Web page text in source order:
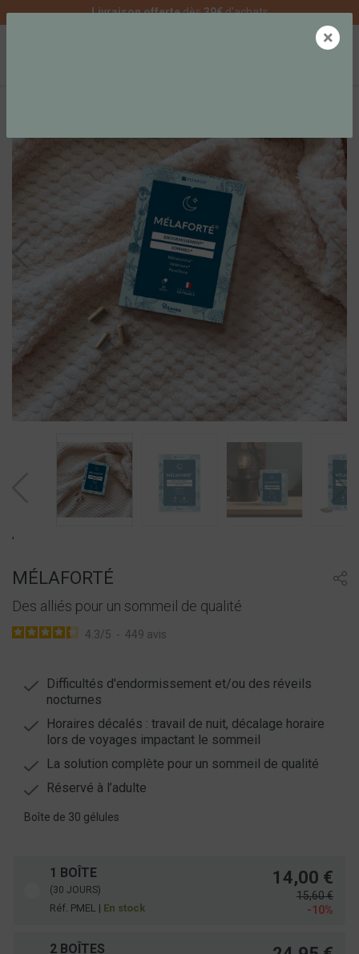
Livraison offertedès39€d'achats
MÉLAFORTÉ
Des alliés pour un sommeil de qualité
4.3/5 - 449 avis
Difficultés d'endormissement et/ou des réveils
nocturnes
Horaires décalés : travail de nuit, décalage horaire
lors de voyages impactant le sommeil
La solution complète pour un sommeil de qualité
Réservé à l’adulte
Boîte de 30 gélules
1 BOÎTE
(30 JOURS)
Réf. PMEL | En stock
14,00 €
15,60 €
-10%
2 BOÎTES
,
×